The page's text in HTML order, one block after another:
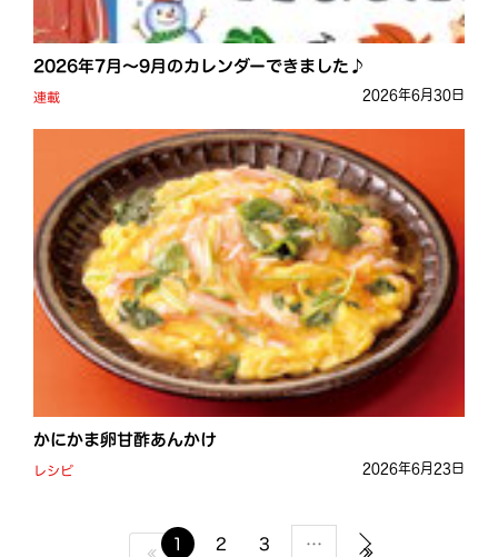
2026年7月〜9月のカレンダーできました♪
連載 2026年6月30日
かにかま卵⽢酢あんかけ
レシピ 2026年6月23日
1 2 3 …